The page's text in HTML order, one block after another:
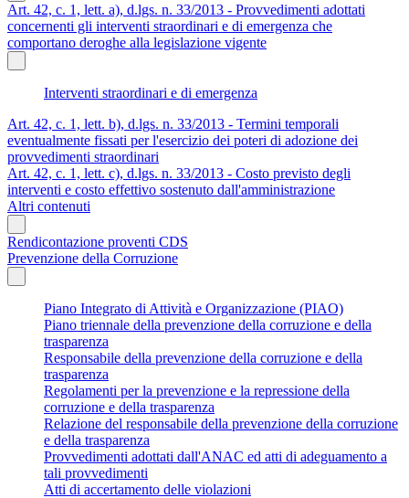
Art. 42, c. 1, lett. a), d.lgs. n. 33/2013 - Provvedimenti adottati
concernenti gli interventi straordinari e di emergenza che
comportano deroghe alla legislazione vigente
Interventi straordinari e di emergenza
Art. 42, c. 1, lett. b), d.lgs. n. 33/2013 - Termini temporali
eventualmente fissati per l'esercizio dei poteri di adozione dei
provvedimenti straordinari
Art. 42, c. 1, lett. c), d.lgs. n. 33/2013 - Costo previsto degli
interventi e costo effettivo sostenuto dall'amministrazione
Altri contenuti
Rendicontazione proventi CDS
Prevenzione della Corruzione
Piano Integrato di Attività e Organizzazione (PIAO)
Piano triennale della prevenzione della corruzione e della
trasparenza
Responsabile della prevenzione della corruzione e della
trasparenza
Regolamenti per la prevenzione e la repressione della
corruzione e della trasparenza
Relazione del responsabile della prevenzione della corruzione
e della trasparenza
Provvedimenti adottati dall'ANAC ed atti di adeguamento a
tali provvedimenti
Atti di accertamento delle violazioni